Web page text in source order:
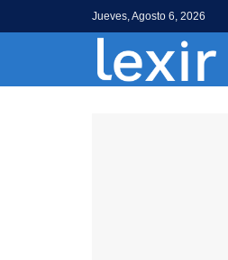
Jueves, Agosto 6, 2026